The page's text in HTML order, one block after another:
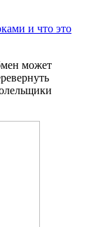
и что это
может